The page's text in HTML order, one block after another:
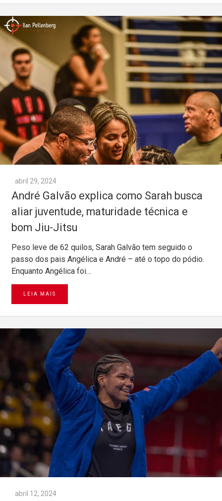
abril 29, 2024
André Galvão explica como Sarah busca
aliar juventude, maturidade técnica e
bom Jiu-Jitsu
Peso leve de 62 quilos, Sarah Galvão tem seguido o
passo dos pais Angélica e André – até o topo do pódio.
Enquanto Angélica foi…
LEIA MAIS
abril 12, 2024